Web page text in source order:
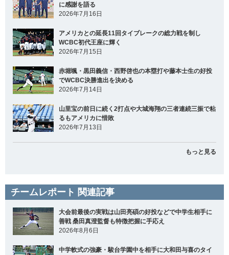
に感謝を語る
2026年7月16日
アメリカとの延長11回タイブレークの総力戦を制し
WCBC初代王座に輝く
2026年7月15日
赤堀颯・黒田義信・西野啓也の本塁打や藤本士生の好投
でWCBC決勝進出を決める
2026年7月14日
山里宝の前日に続く2打点や大城海翔の三者連続三振で粘
るもアメリカに惜敗
2026年7月13日
もっと見る
チームレポート 関連記事
大会前最後の実戦は山田亮碩の好投などで中学生相手に
善戦 桑田真澄監督も特徴把握に手応え
2026年8月6日
中学軟式の強豪・駿台学園中を相手に大和田与喜のタイ